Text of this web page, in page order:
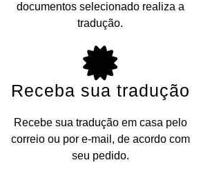
documentos selecionado realiza a
tradução.
Receba sua tradução
Recebe sua tradução em casa pelo
correio ou por e-mail, de acordo com
seu pedido.